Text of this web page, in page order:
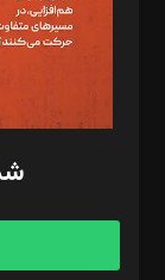
فیلمبرداری و
گرافیک و
مد‌یر توسعه تجاری:
امور مالی: شاپور
آگهی و مشترکین: ۰۹۱۹۹۹۹۰۴۵۴
شماره